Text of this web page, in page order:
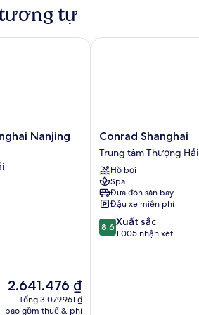
cỡ
tự
Nanjing
Giá
hiện
tại
2.641.476 ₫
Tổng 3.079.961 ₫
bao gồm thuế & phí
Nanjing Road by IHG
Conrad
Shanghai
Trung
tâm
Thượng
Hải
Conrad Shanghai
Trung tâm Thượng Hải
Hồ bơi
Spa
Đưa đón sân bay
Đậu xe miễn phí
8.6
trên
8,6 Xuất sắc
1.005 nhận xét
Conrad Shanghai